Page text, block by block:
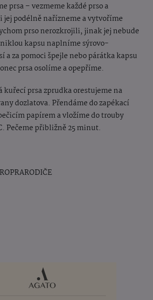
prsa – vezmeme každé prso a
jej podélně nařízneme a vytvoříme
prso nerozkrojili, jinak jej nebude
kapsu naplníme sýrovo-
a za pomoci špejle nebo párátka kapsu
prsa osolíme a opepříme.
prsa zprudka orestujeme na
dozlatova. Přendáme do zapékací
papírem a vložíme do trouby
Pečeme přibližně 25 minut.